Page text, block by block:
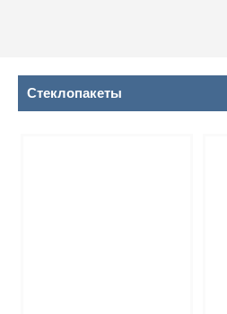
Стеклопакеты